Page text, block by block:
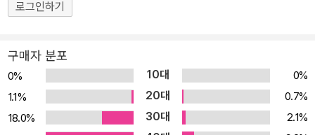
면 또다시 힘차게 달콤 시큼한 먹거리를 찾아 즐거운 비행을 시작한
방금 전의 위험과 삶의 고단한 순간을 잊을 정도로 파리 식구들은 현
재와 미래를 소중하게 생각한다. 자신들을 둘러싼 변화무쌍한 환경
속에서 나름의 지혜와 재치와 협동심으로 위기를 극복해 나가는 파리
들의 모습은 넉넉한 웃음과 함께 감동을 전해 주기에 충분하다. 파리
가 이처럼 낙천적이고 긍정적일 수 있는 것은 인간 세상을 오로지 자
로그인하기
구매자 분포
0% 10대
0%
1.1%
20대
0.7%
18.0%
30대
2.1%